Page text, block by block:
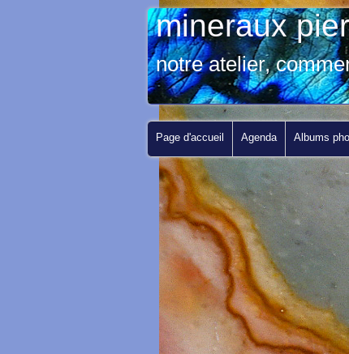
mineraux
notre atelier,
Page d'accueil Agenda Albums